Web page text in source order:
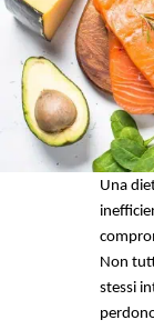
Una
Non
stessi